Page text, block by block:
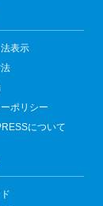
表示
ポリシー
について